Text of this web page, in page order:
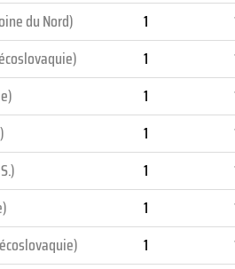
du Nord)
1
1
1
1
1
1
1